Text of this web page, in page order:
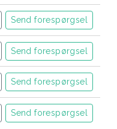
Send forespørgsel
Send forespørgsel
Send forespørgsel
Send forespørgsel